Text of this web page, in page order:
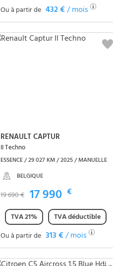
Ou à partir de 432 €/ mois
Voir le véhicule
RENAULT CAPTUR
II Techno
ESSENCE / 29 027 KM / 2025 / MANUELLE
BELGIQUE
19 690 € 17 990 €
TVA 21%
TVA déductible
Ou à partir de 313 €/ mois
Voir le véhicule